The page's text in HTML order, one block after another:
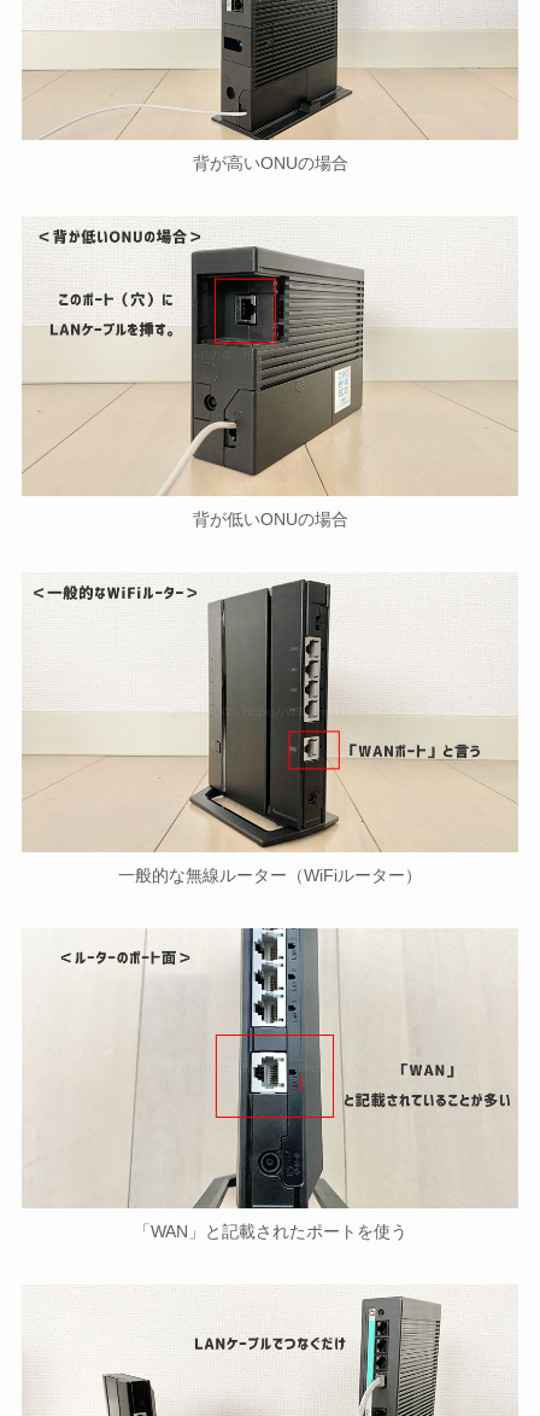
背が高いONUの場合
背が低いONUの場合
一般的な無線ルーター（WiFiルーター）
「WAN」と記載されたポートを使う